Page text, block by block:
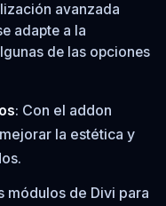
avanzada
adapte a la
de las opciones
: Con el addon
la estética y
módulos de Divi para